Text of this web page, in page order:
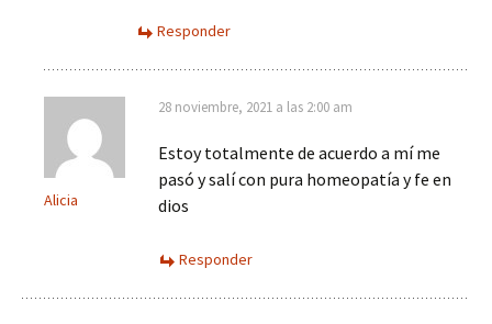
Responder
Alicia
28 noviembre, 2021 a las 2:00 am
Estoy totalmente de acuerdo a mí me
pasó y salí con pura homeopatía y fe en
dios
Responder